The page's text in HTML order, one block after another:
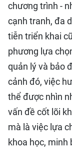
chương trình -
cạnh tranh, đa
tiễn triển khai
phương lựa
quản lý và bảo
cảnh đó, việc
thể được nhìn
vấn đề cốt lõi
mà là việc lựa
khoa học, minh